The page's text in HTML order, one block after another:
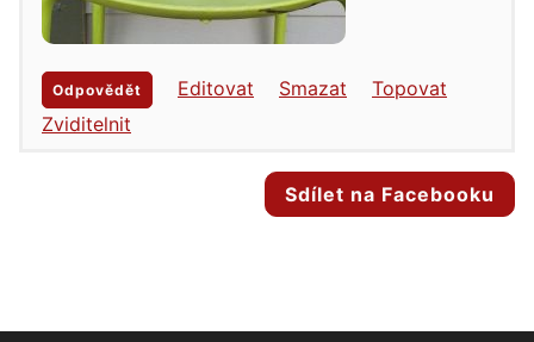
Odpovědět Editovat Smazat
Topovat
Zviditelnit
Sdílet na Facebooku